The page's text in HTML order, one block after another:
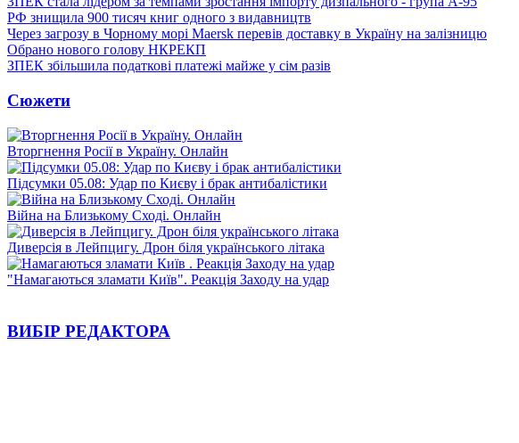
РФ знищила 900 тисяч книг одного з видавництв
Через загрозу в Чорному морі Maersk перевів доставку в Україну на залізницю
Обрано нового голову НКРЕКП
ЗПЕК збільшила податкові платежі майже у сім разів
Сюжети
Вторгнення Росії в Україну. Онлайн
Підсумки 05.08: Удар по Києву і брак антибалістики
Війна на Близькому Сході. Онлайн
Диверсія в Лейпцигу. Дрон біля українського літака
"Намагаються зламати Київ". Реакція Заходу на удар
ВИБІР РЕДАКТОРА